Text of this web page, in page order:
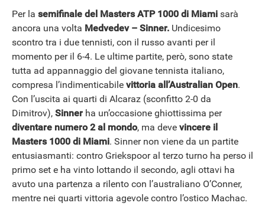
Per la semifinale del Masters ATP 1000 di Miami sarà
ancora una volta Medvedev – Sinner. Undicesimo
scontro tra i due tennisti, con il russo avanti per il
momento per il 6-4. Le ultime partite, però, sono state
tutta ad appannaggio del giovane tennista italiano,
compresa l’indimenticabile vittoria all’Australian Open.
Con l’uscita ai quarti di Alcaraz (sconfitto 2-0 da
Dimitrov), Sinner ha un’occasione ghiottissima per
diventare numero 2 al mondo, ma deve vincere il
Masters 1000 di Miami. Sinner non viene da un partite
entusiasmanti: contro Griekspoor al terzo turno ha perso il
primo set e ha vinto lottando il secondo, agli ottavi ha
avuto una partenza a rilento con l’australiano O’Conner,
mentre nei quarti vittoria agevole contro l’ostico Machac.